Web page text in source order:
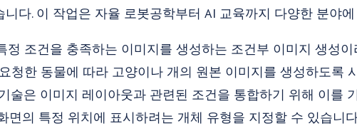
다. 이 작업은 자율 로봇공학부터 AI 교육까지 다양한 분야
정 조건을 충족하는 이미지를 생성하는 조건부 이미지 생성
청한 동물에 따라 고양이나 개의 원본 이미지를 생성하도록
술은 이미지 레이아웃과 관련된 조건을 통합하기 위해 이를
면의 특정 위치에 표시하려는 개체 유형을 지정할 수 있습니